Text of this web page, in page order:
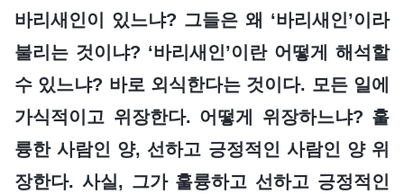
바리새인이 있느냐? 그들은 왜 ‘바리새인’이라
불리는 것이냐? ‘바리새인’이란 어떻게 해석할
수 있느냐? 바로 외식한다는 것이다. 모든 일에
가식적이고 위장한다. 어떻게 위장하느냐? 훌
륭한 사람인 양, 선하고 긍정적인 사람인 양 위
장한다. 사실, 그가 훌륭하고 선하고 긍정적인